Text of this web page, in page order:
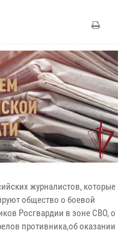
журналистов, которые
общество о боевой
Росгвардии в зоне СВО, о
противника,об оказании